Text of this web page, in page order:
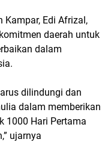
Kampar, Edi Afrizal,
daerah untuk
dalam
dilindungi dan
dalam memberikan
1000 Hari Pertama
ujarnya